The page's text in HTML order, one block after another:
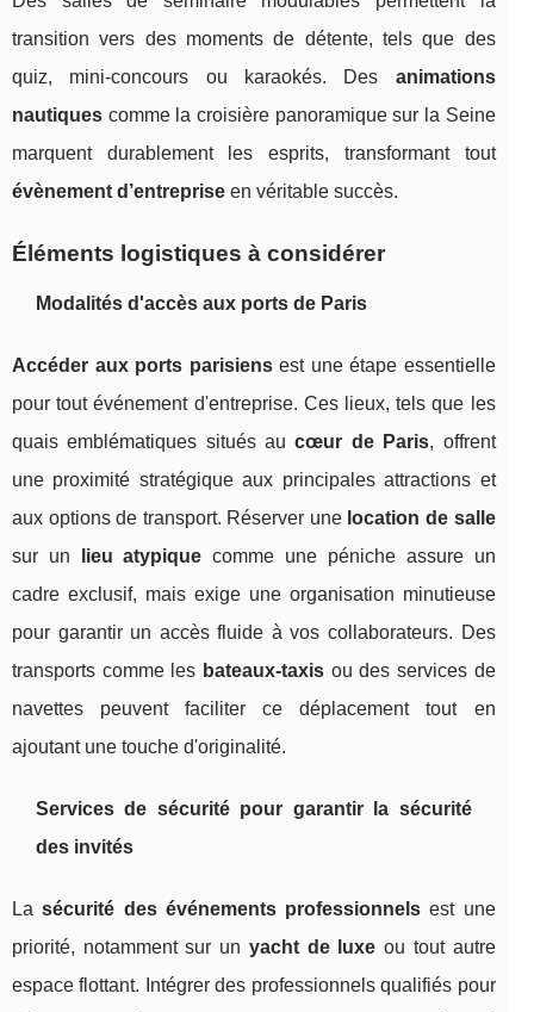
transition vers des moments de détente, tels que des
quiz, mini-concours ou karaokés. Des animations
nautiques comme la croisière panoramique sur la Seine
marquent durablement les esprits, transformant tout
évènement d’entreprise en véritable succès.
Éléments logistiques à considérer
Modalités d'accès aux ports de Paris
Accéder aux ports parisiensest une étape essentielle
pour tout événement d'entreprise. Ces lieux, tels que les
quais emblématiques situés aucœur de Paris, offrent
une proximité stratégique aux principales attractions et
aux options de transport. Réserver une location de salle
sur un
lieu atypique comme une péniche assure un
cadre exclusif, mais exige une organisation minutieuse
pour garantir un accès fluide à vos collaborateurs. Des
transports comme les bateaux-taxisou des services de
navettes peuvent faciliter ce déplacement tout en
ajoutant une touche d'originalité.
Services de sécurité pour garantir la sécurité
des invités
Lasécurité des événements professionnels est une
priorité, notamment sur un yacht de luxe ou tout autre
espace flottant. Intégrer des professionnels qualifiés pour